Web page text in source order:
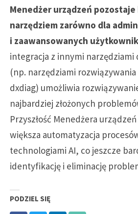
Menedżer urządzeń
narzędziem zarówno dla
i zaawansowanych
integracja z innymi narzędziami
(np. narzędziami
dxdiag) umożliwia
najbardziej złożonych
Przyszłość Menedżera
większa automatyzacja
technologiami AI, co jeszcze
identyfikację i eliminację
PODZIEL SIĘ